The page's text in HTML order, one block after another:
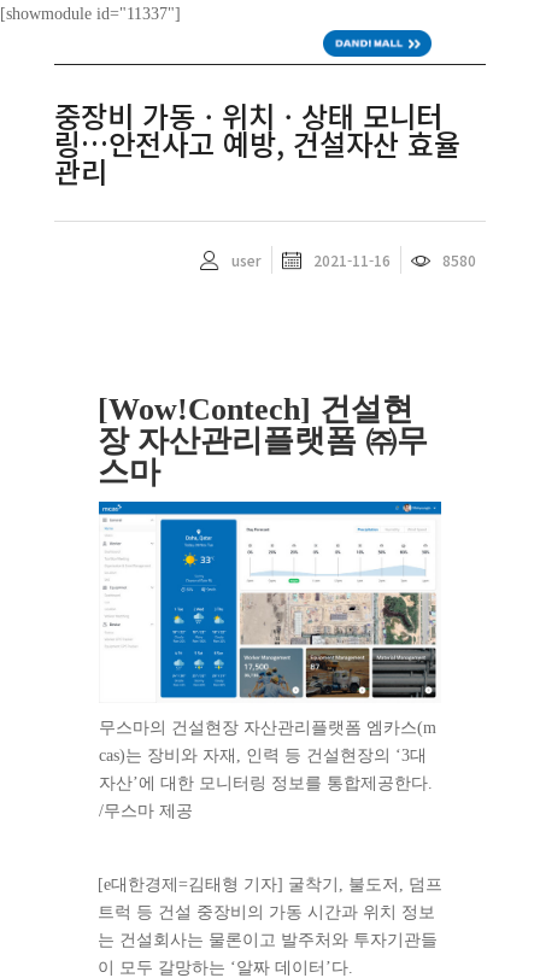
[showmodule id="11337"]
중장비 가동ㆍ위치ㆍ상태 모니터
링…안전사고 예방, 건설자산 효율
관리
user 2021-11-16 8580
[Wow!Contech] 건설현
장 자산관리플랫폼 ㈜무
스마
무스마의 건설현장 자산관리플랫폼 엠카스(m
cas)는 장비와 자재, 인력 등 건설현장의 ‘3대
자산’에 대한 모니터링 정보를 통합제공한다.
/무스마 제공
[e대한경제=김태형 기자] 굴착기, 불도저, 덤프
트럭 등 건설 중장비의 가동 시간과 위치 정보
는 건설회사는 물론이고 발주처와 투자기관들
이 모두 갈망하는 ‘알짜 데이터’다.